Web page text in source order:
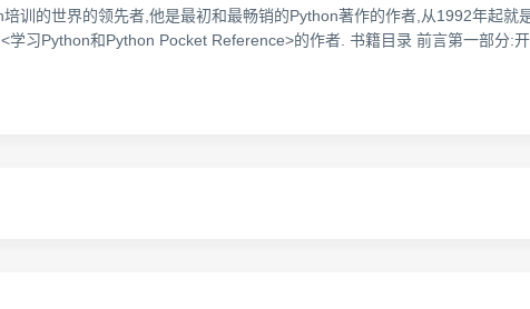
训的世界的领先者,他是最初和最畅销的Python著作的作者,从1992年起就
习Python和Python Pocket Reference>的作者. 书籍目录 前言第一部分: